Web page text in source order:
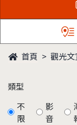
首頁 觀光
類型
不
限
影
音